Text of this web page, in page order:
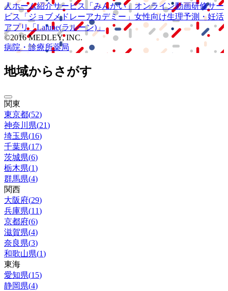
人ホーム紹介サービス
「みんかい」 オンライン動画研修サー
ビス
「ジョブメドレーアカデミー」 女性向け生理予測・妊活
アプリ「Lalune(ラルーン)」
©2016 MEDLEY, INC.
病院・診療所薬局
地域からさがす
関東
東京都(52)
神奈川県(21)
埼玉県(16)
千葉県(17)
茨城県(6)
栃木県(1)
群馬県(4)
関西
大阪府(29)
兵庫県(11)
京都府(6)
滋賀県(4)
奈良県(3)
和歌山県(1)
東海
愛知県(15)
静岡県(4)